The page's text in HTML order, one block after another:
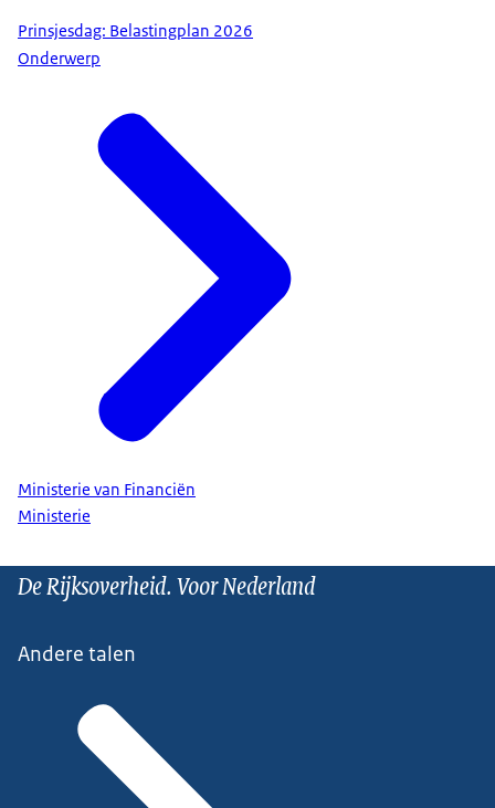
Prinsjesdag: Belastingplan 2026
Onderwerp
Ministerie van Financiën
Ministerie
De Rijksoverheid. Voor Nederland
Andere talen